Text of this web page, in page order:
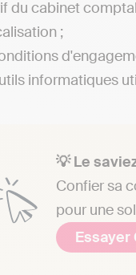
du cabinet
;
informatiques
💡 Le
Confier sa
pour une
Essayer